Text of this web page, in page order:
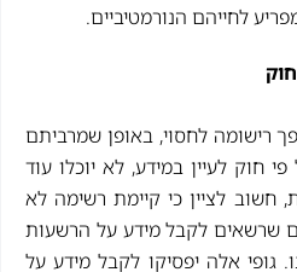
לחייהם הנורמטיביים.
רישומה לחסוי, באופן שמרביתם
חוק לעיין במידע, לא יוכלו עוד
חשוב לציין כי קיימת רשימה לא
שרשאים לקבל מידע על הרשעות
גופי אלה יפסיקו לקבל מידע על